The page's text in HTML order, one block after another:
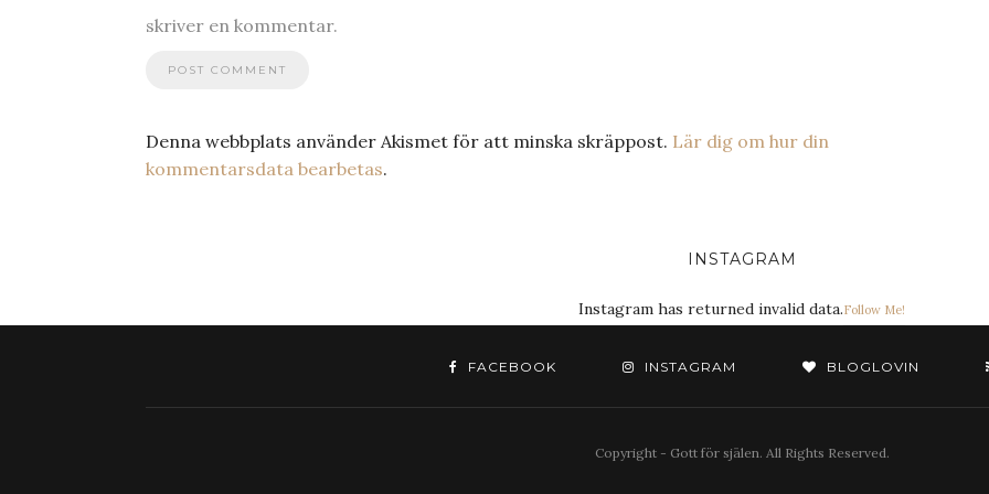
skriver en kommentar.
Denna webbplats använder Akismet för att minska skräppost. Lär dig om hur din
kommentarsdata bearbetas.
INSTAGRAM
Instagram has returned invalid data.Follow Me!
FACEBOOK INSTAGRAM BLOGLOVIN
Copyright - Gott för själen. All Rights Reserved.